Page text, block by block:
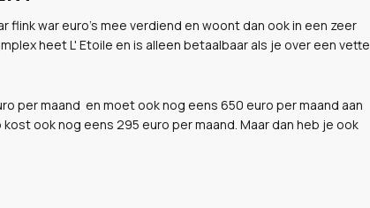
flink war euro's mee verdiend en woont dan ook in een zeer
heet L' Etoile en is alleen betaalbaar als je over een vette
per maand en moet ook nog eens 650 euro per maand aan
ook nog eens 295 euro per maand. Maar dan heb je ook